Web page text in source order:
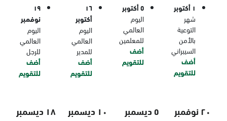
١ أكتوبر
شهر
التوعية
بالأمن
السيبراني
أضف
للتقويم
٥ أكتوبر
اليوم
العالمي
للمعلمين
أضف
للتقويم
١٦
أكتوبر
اليوم
العالمي
للمدير
أضف
للتقويم
١٩
نوفمبر
اليوم
العالمي
للرجل
أضف
للتقويم
٢٠ نوفمبر ٥ ديسمبر ١٠ ديسمبر ١٨ ديسمبر